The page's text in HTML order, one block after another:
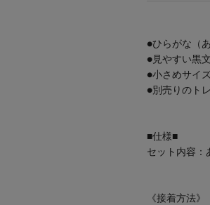
●ひらがな（
●見やすい黒
●小さめサイ
●別売りの ト
■仕様■
セット内容：
《接着方法》